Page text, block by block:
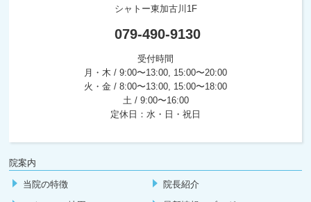
シャトー東加古川1F
079-490-9130
受付時間
月・木 / 9:00〜13:00, 15:00〜20:00
火・金 / 8:00〜13:00, 15:00〜18:00
土 / 9:00〜16:00
定休日：水・日・祝日
院案内
当院の特徴
院長紹介